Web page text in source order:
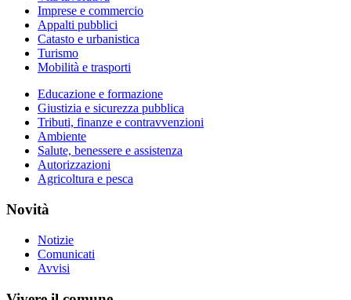
Imprese e commercio
Appalti pubblici
Catasto e urbanistica
Turismo
Mobilità e trasporti
Educazione e formazione
Giustizia e sicurezza pubblica
Tributi, finanze e contravvenzioni
Ambiente
Salute, benessere e assistenza
Autorizzazioni
Agricoltura e pesca
Novità
Notizie
Comunicati
Avvisi